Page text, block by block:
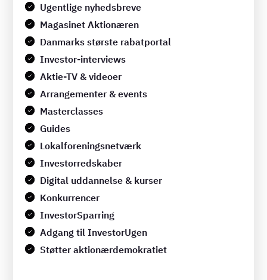
Ugentlige nyhedsbreve
Magasinet Aktionæren
Danmarks største rabatportal
Investor-interviews
Aktie-TV & videoer
Arrangementer & events
Masterclasses
Guides
Lokalforeningsnetværk
Investorredskaber
Digital uddannelse & kurser
Konkurrencer
InvestorSparring
Adgang til InvestorUgen
Støtter aktionærdemokratiet